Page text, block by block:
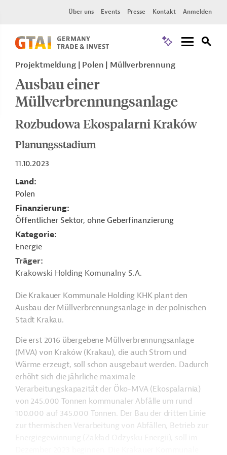
Über uns Events Presse Kontakt Anmelden
Projektmeldung Polen Müllverbrennung
Ausbau einer
Müllverbrennungsanlage
Rozbudowa Ekospalarni Kraków
Planungsstadium
11.10.2023
Land
Polen
Finanzierung
Öffentlicher Sektor, ohne Geberfinanzierung
Kategorie
Energie
Träger
Krakowski Holding Komunalny S.A.
Die Krakauer Kommunale Holding KHK plant den
Ausbau der Müllverbrennungsanlage in der polnischen
Stadt Krakau.
Die erst 2016 übergebene Müllverbrennungsanlage
(MVA) von Kraków (Krakau), die auch Strom und
Wärme erzeugt, soll schon ausgebaut werden. Dadurch
erhöht sich die jährliche maximale
Verarbeitungskapazität der Öko-MVA (Ekospalarnia)
von 245.000 Tonnen kommunaler Abfälle um rund
100.000 auf 345.000 Tonnen. Der Bau der dritten Linie
zur thermischen Verarbeitung von Abfällen, Betrieb zur